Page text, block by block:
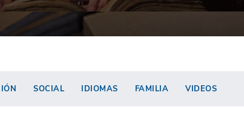
SOCIAL IDIOMAS FAMILIA VIDEOS